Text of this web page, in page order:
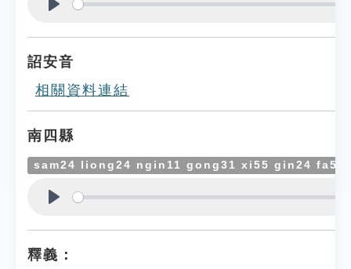
詔安音
相關資料連結
南四縣
sam24 liong24 ngin11 gong31 xi55 gin24 fa55
釋義：